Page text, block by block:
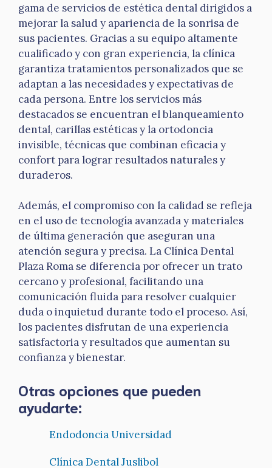
gama de servicios de estética dental dirigidos a
mejorar la salud y apariencia de la sonrisa de
sus pacientes. Gracias a su equipo altamente
cualificado y con gran experiencia, la clínica
garantiza tratamientos personalizados que se
adaptan a las necesidades y expectativas de
cada persona. Entre los servicios más
destacados se encuentran el blanqueamiento
dental, carillas estéticas y la ortodoncia
invisible, técnicas que combinan eficacia y
confort para lograr resultados naturales y
duraderos.
Además, el compromiso con la calidad se refleja
en el uso de tecnología avanzada y materiales
de última generación que aseguran una
atención segura y precisa. La Clínica Dental
Plaza Roma se diferencia por ofrecer un trato
cercano y profesional, facilitando una
comunicación fluida para resolver cualquier
duda o inquietud durante todo el proceso. Así,
los pacientes disfrutan de una experiencia
satisfactoria y resultados que aumentan su
confianza y bienestar.
Otras opciones que pueden
ayudarte:
Endodoncia Universidad
Clínica Dental Juslibol